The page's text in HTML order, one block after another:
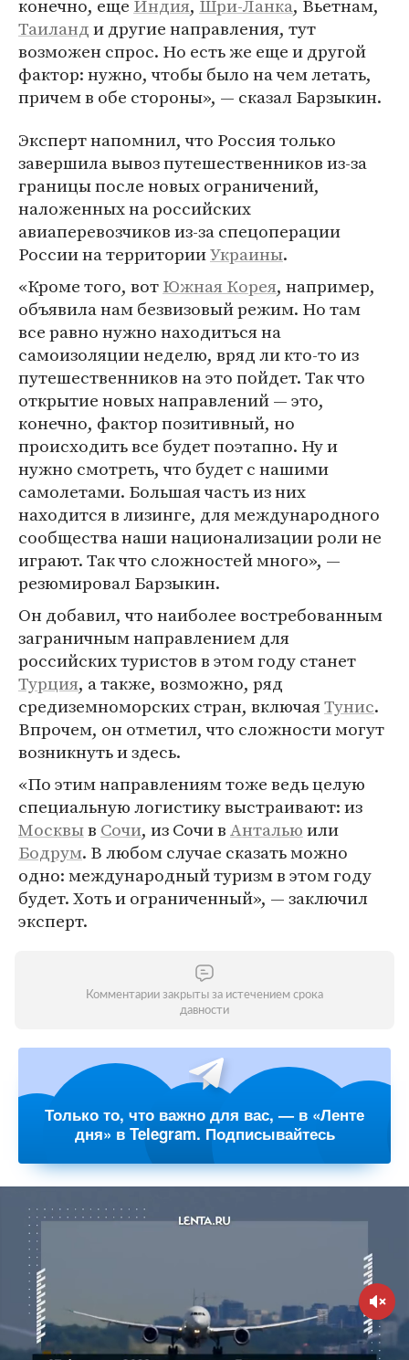
конечно, еще Индия, Шри-Ланка, Вьетнам,
Таиланди другие направления, тут
возможен спрос. Но есть же еще и другой
фактор: нужно, чтобы было на чем летать,
причем в обе стороны», — сказал Барзыкин.
Эксперт напомнил, что Россия только
завершила вывоз путешественников из-за
границы после новых ограничений,
наложенных на российских
авиаперевозчиков из-за спецоперации
России на территорииУкраины.
«Кроме того, вотЮжная Корея, например,
объявила нам безвизовый режим. Но там
все равно нужно находиться на
самоизоляции неделю, вряд ли кто-то из
путешественников на это пойдет. Так что
открытие новых направлений — это,
конечно, фактор позитивный, но
происходить все будет поэтапно. Ну и
нужно смотреть, что будет с нашими
самолетами. Большая часть из них
находится в лизинге, для международного
сообщества наши национализации роли не
играют. Так что сложностей много», —
резюмировал Барзыкин.
Он добавил, что наиболее востребованным
заграничным направлением для
российских туристов в этом году станет
Турция, а также, возможно, ряд
средиземноморских стран, включаяТунис.
Впрочем, он отметил, что сложности могут
возникнуть и здесь.
«По этим направлениям тоже ведь целую
специальную логистику выстраивают: из
Москвыв Сочи, из Сочи вАнтальюили
Бодрум. В любом случае сказать можно
одно: международный туризм в этом году
будет. Хоть и ограниченный», — заключил
эксперт.
Комментарии закрыты за истечением срока
давности
Только то, что важно для вас, — в «Ленте
дня» в Telegram. Подписывайтесь